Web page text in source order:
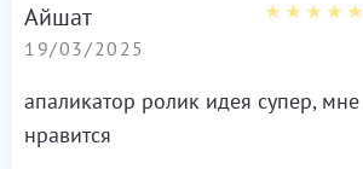
Айшат
19/03/2025
апаликатор ролик идея супер, мне
нравится